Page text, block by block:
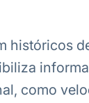
históricos
como